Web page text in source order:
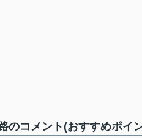
のコメント(おすすめポイ